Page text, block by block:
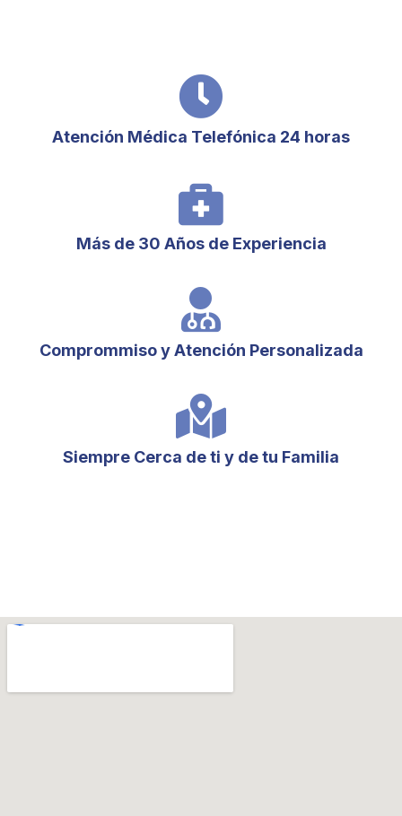
Atención Médica Telefónica 24 horas
Más de 30 Años de Experiencia
Comprommiso y Atención Personalizada
Siempre Cerca de ti y de tu Familia